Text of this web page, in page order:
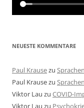
NEUESTE KOMMENTARE
Paul Krausezu
Paul Krausezu
Viktor Lau zu COVID-
Viktor Lau zu